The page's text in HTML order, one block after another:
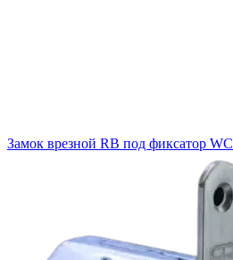
Замок врезной RB под фиксатор WC